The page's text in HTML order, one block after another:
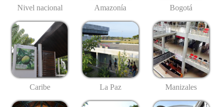
Nivel nacional Amazonía Bogotá
Caribe La Paz Manizales